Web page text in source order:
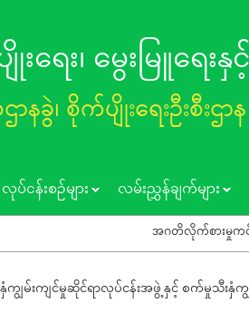
းရေး၊ မွေးမြူရေး
ဌာနခွဲ၊ စိုက်ပျိုးရေးဦးစီးဌာန
လုပ်ငန်းစဥ်များ လမ်းညွှန်ချက်များ
အဂတိလိုက်စားမှုကင်းရှင်းစေ
ျွမ်းကျင်မှုဆိုင်ရာလုပ်ငန်းအဖွဲ့နှင့် စက်မှုသီးနှံက